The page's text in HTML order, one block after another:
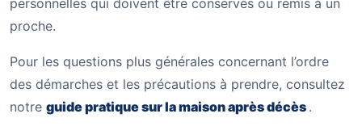
personnelles qui doivent être conservés ou remis à un
proche.
Pour les questions plus générales concernant l’ordre
des démarches et les précautions à prendre, consultez
notre guide pratique sur la maison après décès .